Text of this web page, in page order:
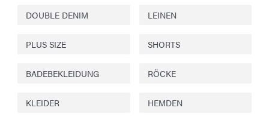
DOUBLE DENIM LEINEN
PLUS SIZE SHORTS
BADEBEKLEIDUNG RÖCKE
KLEIDER HEMDEN